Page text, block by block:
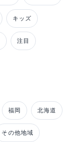
キッズ
注目
福岡 北海道
その他地域